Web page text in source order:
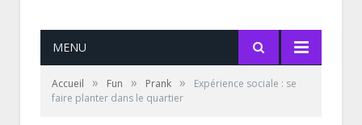
MENU
Accueil » Fun » Prank »
Expérience sociale : se
faire planter dans le quartier